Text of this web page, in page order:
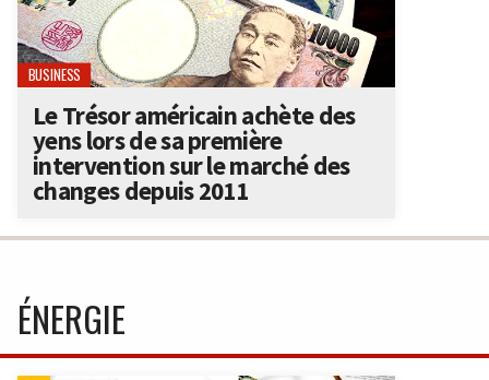
BUSINESS
Le Trésor américain achète des
yens lors de sa première
intervention sur le marché des
changes depuis 2011
ÉNERGIE